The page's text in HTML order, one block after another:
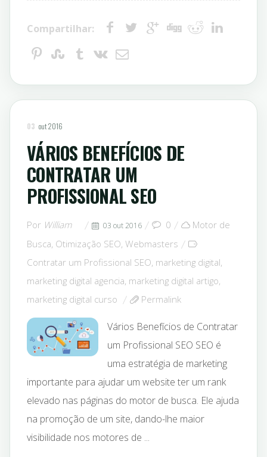
Compartilhar:
03 out 2016
VÁRIOS BENEFÍCIOS DE
CONTRATAR UM
PROFISSIONAL SEO
Por William 03 out 2016 0
Motor de
Busca, Otimização SEO, Webmasters
Contratar um Profissional SEO, marketing digital,
marketing digital agencia, marketing digital artigo,
marketing digital curso
Permalink
Vários Benefícios de Contratar
um Profissional SEO SEO é
uma estratégia de marketing
importante para ajudar um website ter um rank
elevado nas páginas do motor de busca. Ele ajuda
na promoção de um site, dando-lhe maior
visibilidade nos motores de ...